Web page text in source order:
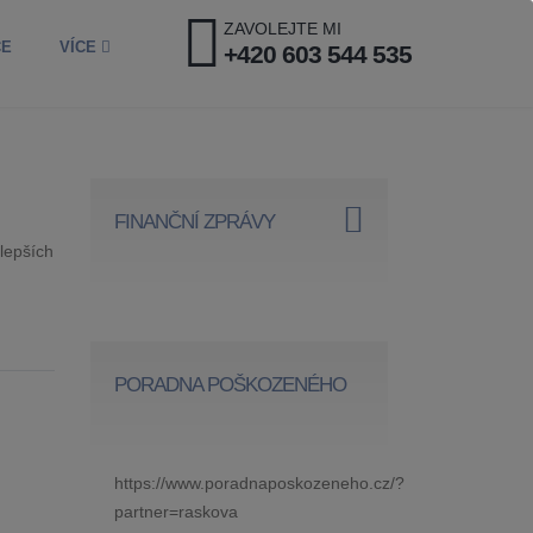
ZAVOLEJTE MI
+420 603 544 535
VÍCE
FINANČNÍ ZPRÁVY
PORADNA POŠKOZENÉHO
https://www.poradnaposkozeneho.cz/?
partner=raskova